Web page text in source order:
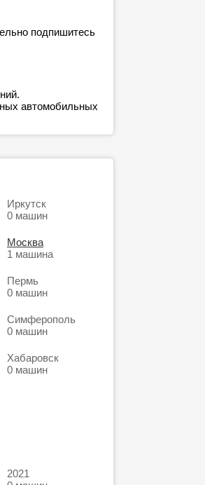
подпишитесь
автомобильных
Иркутск
0 машин
Москва
1 машина
Пермь
0 машин
Симферополь
0 машин
Хабаровск
0 машин
2021